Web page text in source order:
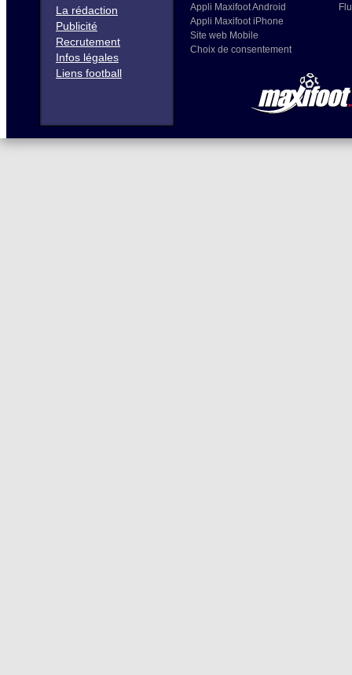
La rédaction
Publicité
Recrutement
Infos légales
Liens football
Appli Maxifoot Android
Appli Maxifoot iPhone
Site web Mobile
Choix de consentement